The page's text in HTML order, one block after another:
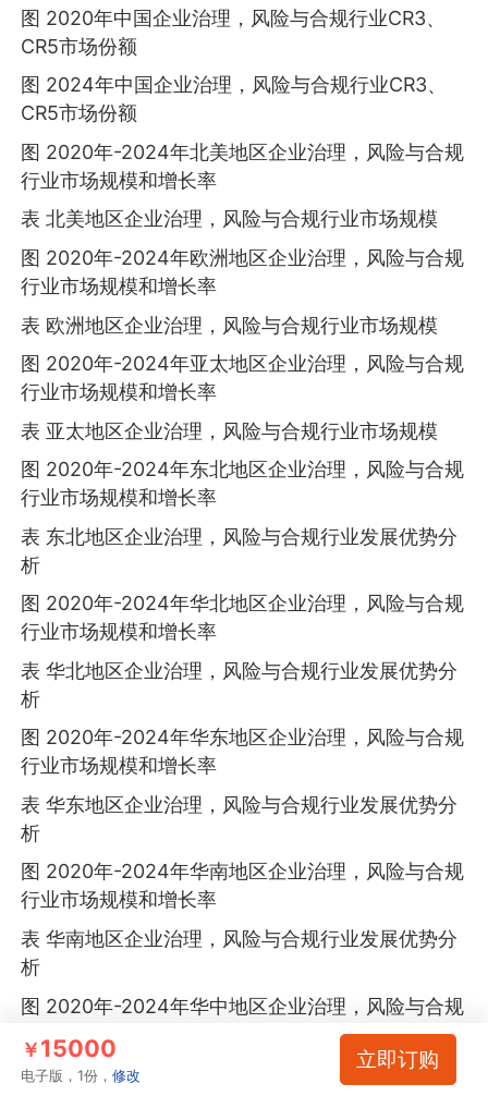
图 2020年中国企业治理，风险与合规行业CR3、
CR5市场份额
图 2024年中国企业治理，风险与合规行业CR3、
CR5市场份额
图 2020年-2024年北美地区企业治理，风险与合规
行业市场规模和增长率
表 北美地区企业治理，风险与合规行业市场规模
图 2020年-2024年欧洲地区企业治理，风险与合规
行业市场规模和增长率
表 欧洲地区企业治理，风险与合规行业市场规模
图 2020年-2024年亚太地区企业治理，风险与合规
行业市场规模和增长率
表 亚太地区企业治理，风险与合规行业市场规模
图 2020年-2024年东北地区企业治理，风险与合规
行业市场规模和增长率
表 东北地区企业治理，风险与合规行业发展优势分
析
图 2020年-2024年华北地区企业治理，风险与合规
行业市场规模和增长率
表 华北地区企业治理，风险与合规行业发展优势分
析
图 2020年-2024年华东地区企业治理，风险与合规
行业市场规模和增长率
表 华东地区企业治理，风险与合规行业发展优势分
析
图 2020年-2024年华南地区企业治理，风险与合规
行业市场规模和增长率
表 华南地区企业治理，风险与合规行业发展优势分
析
图 2020年-2024年华中地区企业治理，风险与合规
行业市场规模和增长率
表 华中地区企业治理，风险与合规行业发展优势分
￥15000
电子版，1份，修改
立即订购